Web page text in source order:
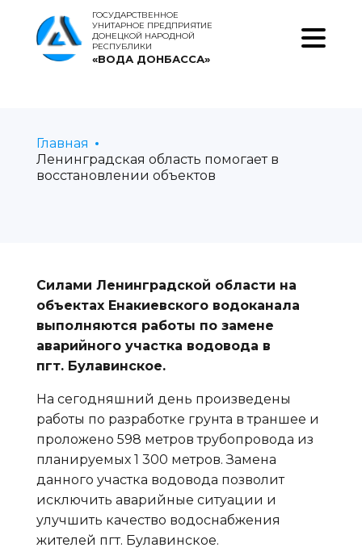
ГОСУДАРСТВЕННОЕ
УНИТАРНОЕ ПРЕДПРИЯТИЕ
ДОНЕЦКОЙ НАРОДНОЙ
РЕСПУБЛИКИ
«ВОДА ДОНБАССА»
Главная
Ленинградская область помогает в
восстановлении объектов
Силами Ленинградской области на
объектах Енакиевского водоканала
выполняются работы по замене
аварийного участка водовода в
пгт. Булавинское.
На сегодняшний день произведены
работы по разработке грунта в траншее и
проложено 598 метров трубопровода из
планируемых 1 300 метров. Замена
данного участка водовода позволит
исключить аварийные ситуации и
улучшить качество водоснабжения
жителей пгт. Булавинское.